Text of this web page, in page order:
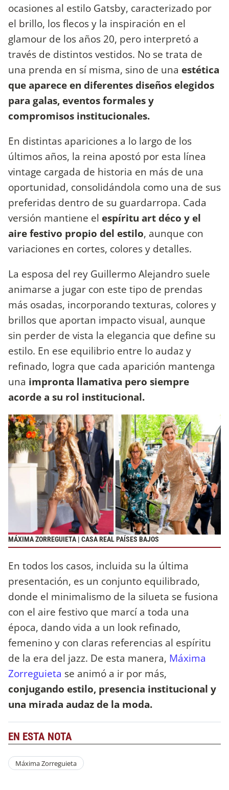
ocasiones al estilo Gatsby, caracterizado por
el brillo, los flecos y la inspiración en el
glamour de los años 20, pero interpretó a
través de distintos vestidos. No se trata de
una prenda en sí misma, sino de una estética
que aparece en diferentes diseños elegidos
para galas, eventos formales y
compromisos institucionales.
En distintas apariciones a lo largo de los
últimos años, la reina apostó por esta línea
vintage cargada de historia en más de una
oportunidad, consolidándola como una de sus
preferidas dentro de su guardarropa. Cada
versión mantiene el espíritu art déco y el
aire festivo propio del estilo, aunque con
variaciones en cortes, colores y detalles.
La esposa del rey Guillermo Alejandro suele
animarse a jugar con este tipo de prendas
más osadas, incorporando texturas, colores y
brillos que aportan impacto visual, aunque
sin perder de vista la elegancia que define su
estilo. En ese equilibrio entre lo audaz y
refinado, logra que cada aparición mantenga
una impronta llamativa pero siempre
acorde a su rol institucional.
MÁXIMA ZORREGUIETA | CASA REAL PAÍSES BAJOS
En todos los casos, incluida su la última
presentación, es un conjunto equilibrado,
donde el minimalismo de la silueta se fusiona
con el aire festivo que marcí a toda una
época, dando vida a un look refinado,
femenino y con claras referencias al espíritu
de la era del jazz. De esta manera, Máxima
Zorreguieta se animó a ir por más,
conjugando estilo, presencia institucional y
una mirada audaz de la moda.
EN ESTA NOTA
Máxima Zorreguieta